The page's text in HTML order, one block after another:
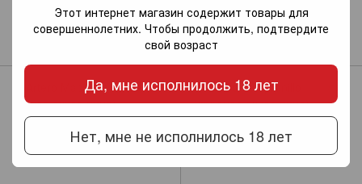
Этот интернет магазин содержит товары для
совершеннолетних. Чтобы продолжить, подтвердите
свой возраст
Да, мне исполнилось 18 лет
Нет, мне не исполнилось 18 лет
Dominio de Cair Ribera Del
Duero (красное сухое вино)
Anecoop Venta del Puerto №12
(красное сухое вино)
921 грн